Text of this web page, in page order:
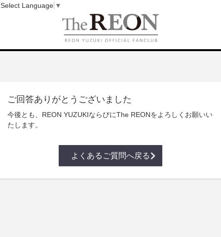
ご回答ありがとうございました
今後とも、REON YUZUKIならびにThe REONをよろしくお願いい
たします。
よくあるご質問へ戻る
Select Language ▼